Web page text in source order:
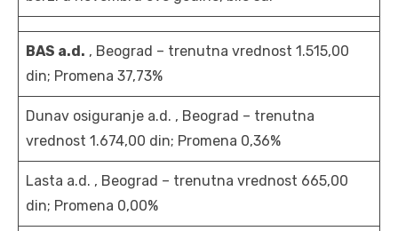
BAS a.d. , Beograd – trenutna vrednost 1.515,00
din; Promena 37,73%
Dunav osiguranje a.d. , Beograd – trenutna
vrednost 1.674,00 din; Promena 0,36%
Lasta a.d. , Beograd – trenutna vrednost 665,00
din; Promena 0,00%